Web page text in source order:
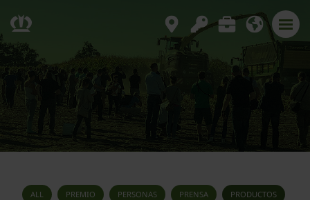
ALL PREMIO PERSONAS PRENSA PRODUCTOS